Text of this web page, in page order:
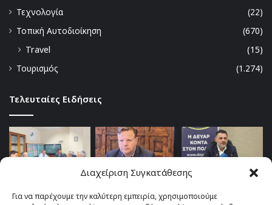
Διαχείριση Συγκατάθεσης
Για να παρέχουμε την καλύτερη εμπειρία, χρησιμοποιούμε
Τεχνολογία
(22)
Τοπική Αυτοδιοίκηση
(670)
Travel
(15)
Τουρισμός
(1.274)
Τελευταίες Ειδήσεις